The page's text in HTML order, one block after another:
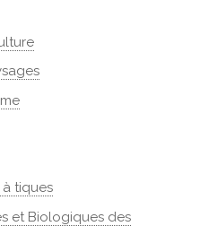
tiques
et Biologiques des